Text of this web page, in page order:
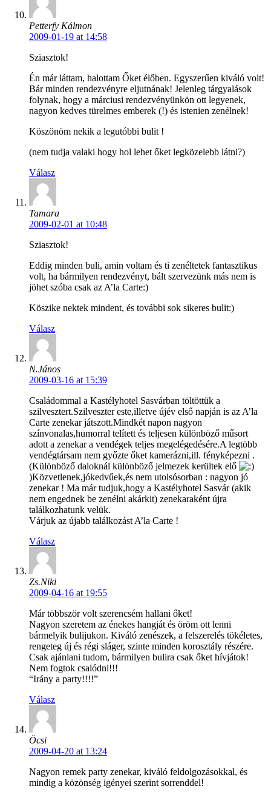
Petterfy Kálmon
2009-01-19 at 14:58
Sziasztok!
Én már láttam, halottam Őket élőben. Egyszerűen kiváló volt!
Bár minden rendezvényre eljutnának! Jelenleg tárgyalások
folynak, hogy a márciusi rendezvényünkön ott legyenek,
nagyon kedves türelmes emberek (!) és istenien zenélnek!
Köszönöm nekik a legutóbbi bulit !
(nem tudja valaki hogy hol lehet őket legközelebb látni?)
Válasz
Tamara
2009-02-01 at 10:48
Sziasztok!
Eddig minden buli, amin voltam és ti zenéltetek fantasztikus
volt, ha bármilyen rendezvényt, bált szervezünk más nem is
jöhet szóba csak az A’la Carte:)
Köszike nektek mindent, és további sok sikeres bulit:)
Válasz
N.János
2009-03-16 at 15:39
Családommal a Kastélyhotel Sasvárban töltöttük a
szilvesztert.Szilveszter este,illetve újév első napján is az A’la
Carte zenekar játszott.Mindkét napon nagyon
színvonalas,humorral telített és teljesen különböző műsort
adott a zenekar a vendégek teljes megelégedésére.A legtöbb
vendégtársam nem győzte őket kamerázni,ill. fényképezni .
(Különböző daloknál különböző jelmezek kerültek elő
)Közvetlenek,jókedvűek,és nem utolsósorban : nagyon jó
zenekar ! Ma már tudjuk,hogy a Kastélyhotel Sasvár (akik
nem engednek be zenélni akárkit) zenekaraként újra
találkozhatunk velük.
Várjuk az újabb találkozást A’la Carte !
Válasz
Zs.Niki
2009-04-16 at 19:55
Már többször volt szerencsém hallani őket!
Nagyon szeretem az énekes hangját és öröm ott lenni
bármelyik bulijukon. Kiváló zenészek, a felszerelés tökéletes,
rengeteg új és régi sláger, szinte minden korosztály részére.
Csak ajánlani tudom, bármilyen bulira csak őket hívjátok!
Nem fogtok csalódni!!!
“Irány a party!!!!”
Válasz
Öcsi
2009-04-20 at 13:24
Nagyon remek party zenekar, kiváló feldolgozásokkal, és
mindig a közönség igényei szerint sorrenddel!